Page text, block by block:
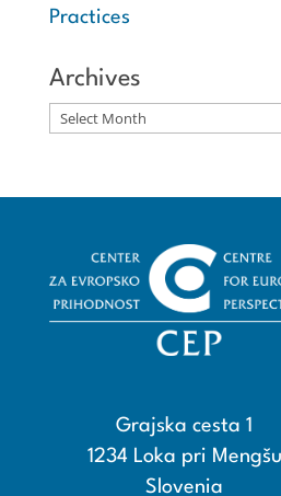
Practices
Archives
Archives
Grajska cesta 1
1234 Loka pri Mengšu
Slovenia